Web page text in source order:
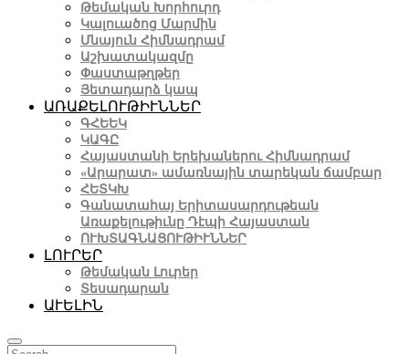
Թեմական Խորհուրդ
Կալուածոց Մարմին
Մնայուն Հիմնադրամ
Աշխատակազմը
Փաստաթղթեր
Յետադարձ կապ
ԱՌԱՔԵԼՈՒԹԻՒՆՆԵՐ
ԳՀԵԵԿ
ԿԱԳԸ
Հայաստանի Երեխաներու Հիմնադրամ
«Արարատ» ամառնային տարեկան ճամբար
ՀԵՏԿԽ
Գանատահայ Երիտասարդութեան
Առաքելութիւնը Դէպի Հայաստան
ՈՒԽՏԱԳՆԱՑՈՒԹԻՒՆՆԵՐ
ԼՈՒՐԵՐ
Թեմական Լուրեր
Տեսադարան
ԱՒԵԼԻՆ